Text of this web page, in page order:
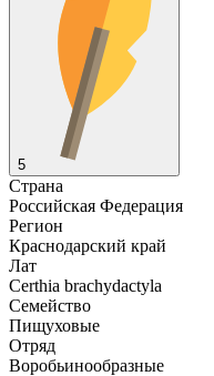
5
Страна
Российская Федерация
Регион
Краснодарский край
Лат
Certhia brachydactyla
Семейство
Пищуховые
Отряд
Воробьинообразные